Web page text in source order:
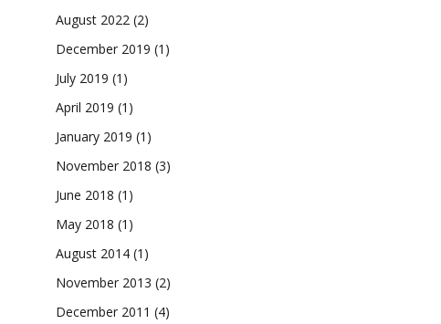
August 2022 (2)
December 2019 (1)
July 2019 (1)
April 2019 (1)
January 2019 (1)
November 2018 (3)
June 2018 (1)
May 2018 (1)
August 2014 (1)
November 2013 (2)
December 2011 (4)